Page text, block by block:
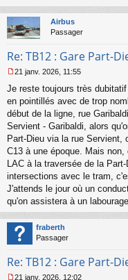
n
l
u
Airbus
Passager
Re: TB12 : Gare Part-
e
s
s
g
e
n
o
n
u
21 janv. 2026, 11:55
Je reste toujours très
en pointillés avec de trop
début de la ligne, rue
Servient - Garibaldi, alors
Part-Dieu via la rue Servient,
C13 à une époque. Mais
LAC à la traversée de la
intersections avec le tram,
J'attends le jour où un
qu'on assistera à un
fraberth
Passager
Re: TB12 : Gare Part-
21 janv. 2026, 12:02